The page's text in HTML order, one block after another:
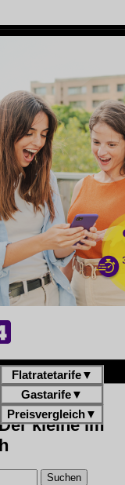
Flatratetarife▼
Gastarife▼
Preisvergleich▼
kleine im